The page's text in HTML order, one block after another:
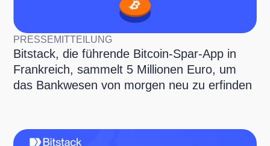
PRESSEMITTEILUNG
Bitstack, die führende Bitcoin-Spar-App in
Frankreich, sammelt 5 Millionen Euro, um
das Bankwesen von morgen neu zu erfinden